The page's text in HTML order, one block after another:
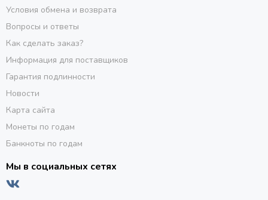
Условия обмена и возврата
Вопросы и ответы
Как сделать заказ?
Информация для поставщиков
Гарантия подлинности
Новости
Карта сайта
Монеты по годам
Банкноты по годам
Мы в социальных сетях